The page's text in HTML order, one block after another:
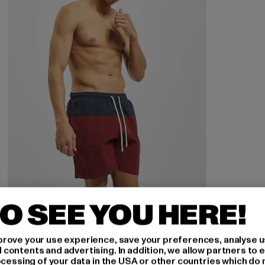
URBAN CLASSICS
Block Swim
169,92 DKK
Nuværende pris: 169,92 DKK
236,00 DKKKampagnepris: 236,00 DKK
SEE YOU HERE!
your use experience, save your preferences, analyse
and advertising. In addition, we allow partners to
of your data in the USA or other countries which do